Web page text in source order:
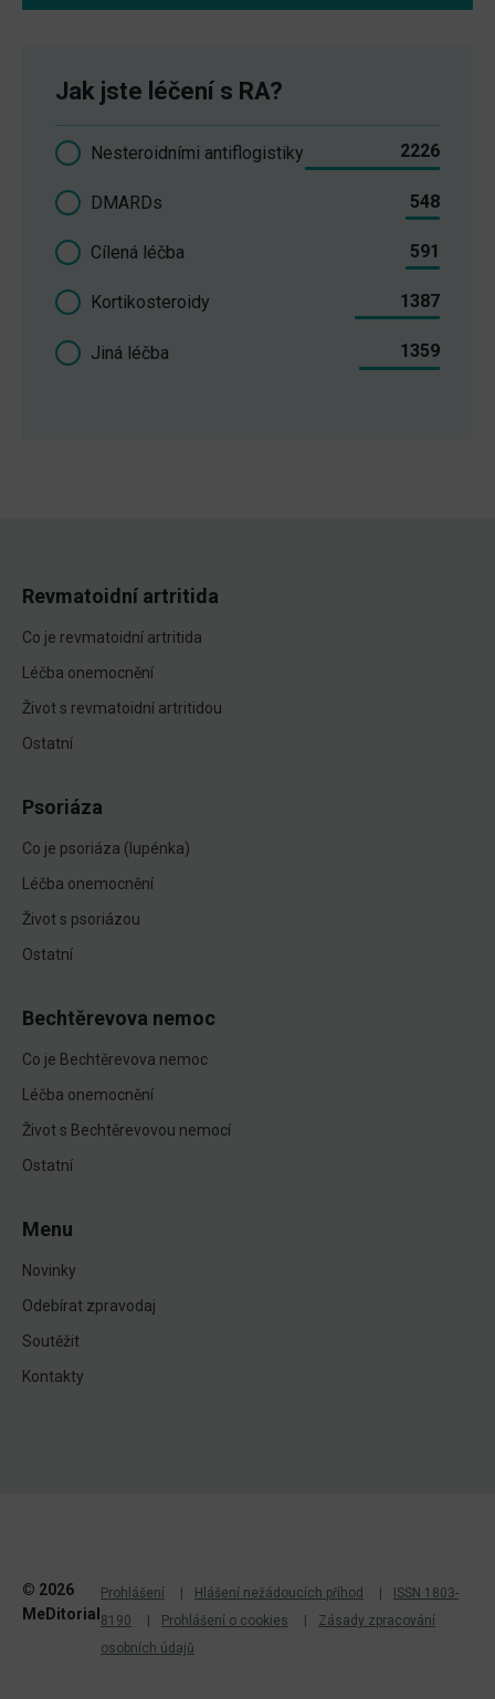
Jak jste léčení s RA?
Nesteroidními antiflogistiky 2226
DMARDs 548
Cílená léčba 591
Kortikosteroidy 1387
Jiná léčba 1359
Revmatoidní artritida
Co je revmatoidní artritida
Léčba onemocnění
Život s revmatoidní artritidou
Ostatní
Psoriáza
Co je psoriáza (lupénka)
Léčba onemocnění
Život s psoriázou
Ostatní
Bechtěrevova nemoc
Co je Bechtěrevova nemoc
Léčba onemocnění
Život s Bechtěrevovou nemocí
Ostatní
Menu
Novinky
Odebírat zpravodaj
Soutěžit
Kontakty
© 2026
MeDitorial
Prohlášení Hlášení nežádoucích příhod
ISSN 1803-
8190
Prohlášení o cookies
Zásady zpracování
osobních údajů